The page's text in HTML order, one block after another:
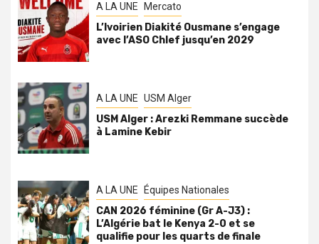
A LA UNE Mercato
L’Ivoirien Diakité Ousmane s’engage
avec l’ASO Chlef jusqu’en 2029
A LA UNE USM Alger
USM Alger : Arezki Remmane succède
à Lamine Kebir
A LA UNE Équipes Nationales
CAN 2026 féminine (Gr A-J3) :
L’Algérie bat le Kenya 2-0 et se
qualifie pour les quarts de finale